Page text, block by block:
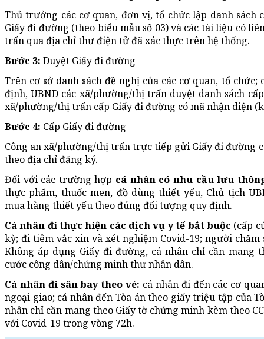
Thủ trưởng các cơ quan, đơn vị, tổ chức lập danh sách
Giấy đi đường (theo biểu mẫu số 03) và các tài liệu có
trấn qua địa chỉ thư điện tử đã xác thực trên hệ thống.
Bước 3: Duyệt Giấy đi đường
Trên cơ sở danh sách đề nghị của các cơ quan, tổ
định, UBND các xã/phường/thị trấn duyệt danh sách
xã/phường/thị trấn cấp Giấy đi đường có mã nhận diện
Bước 4: Cấp Giấy đi đường
Công an xã/phường/thị trấn trực tiếp gửi Giấy đi đường
theo địa chỉ đăng ký.
Đối với các trường hợp cá nhân có nhu cầu lưu
thực phẩm, thuốc men, đồ dùng thiết yếu, Chủ tịch
mua hàng thiết yếu theo đúng đối tượng quy định.
Cá nhân đi thực hiện các dịch vụ y tế bắt buộc (cấp
kỳ; đi tiêm vắc xin và xét nghiệm Covid-19; người
Không áp dụng Giấy đi đường, cá nhân chỉ cần mang
cước công dân/chứng minh thư nhân dân.
Cá nhân đi sân bay theo vé: cá nhân đi đến các cơ
ngoại giao; cá nhân đến Tòa án theo giấy triệu tập của
nhân chỉ cần mang theo Giấy tờ chứng minh kèm theo
với Covid-19 trong vòng 72h.